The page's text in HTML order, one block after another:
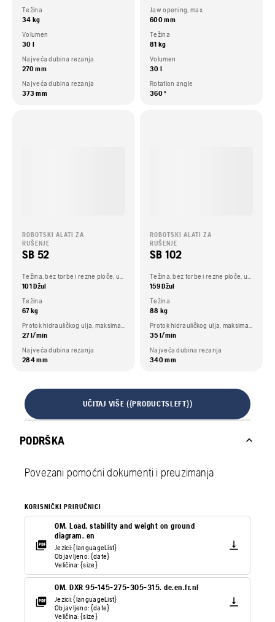
Težina
34 kg
Volumen
30 l
Najveća dubina rezanja
270 mm
Najveća dubina rezanja
373 mm
Jaw opening, max
600 mm
Težina
81 kg
Volumen
30 l
Rotation angle
360 °
ROBOTSKI ALATI ZA
RUŠENJE
SB 52
Težina, bez torbe i rezne ploče, uključeno 3 m kabela.
101 Džul
Težina
67 kg
Protok hidrauličkog ulja, maksimalno
27 l/min
Najveća dubina rezanja
284 mm
ROBOTSKI ALATI ZA
RUŠENJE
SB 102
Težina, bez torbe i rezne ploče, uključeno 3 m kabela.
159 Džul
Težina
88 kg
Protok hidrauličkog ulja, maksimalno
35 l/min
Najveća dubina rezanja
340 mm
UČITAJ VIŠE ({PRODUCTSLEFT})
PODRŠKA
Povezani pomoćni dokumenti i preuzimanja
KORISNIČKI PRIRUČNICI
OM. Load, stability and weight on ground
diagram. en
Jezici: {languageList}
Objavljeno: {date}
Veličina: {size}
OM. DXR 95-145-275-305-315. de.en.fr.nl
Jezici: {languageList}
Objavljeno: {date}
Veličina: {size}